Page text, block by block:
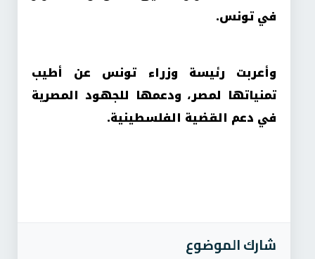
في تونس.
وأعربت رئيسة وزراء تونس عن أطيب
تمنياتها لمصر، ودعمها للجهود المصرية
في دعم القضية الفلسطينية.
شارك الموضوع